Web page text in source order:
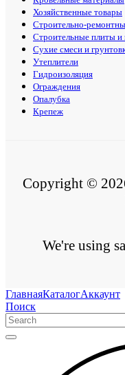
Хозяйственные товары
Строительно-
Строительные плиты и
Сухие смеси и
Утеплители
Гидроизоляция
Ограждения
Опалубка
Крепеж
Copyright ©
We're using
ГлавнаяКаталогАккаунт
Поиск